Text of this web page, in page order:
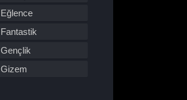
Eğlence
Fantastik
Gençlik
Gizem